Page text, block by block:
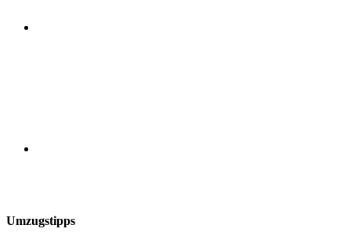
Umzugstipps